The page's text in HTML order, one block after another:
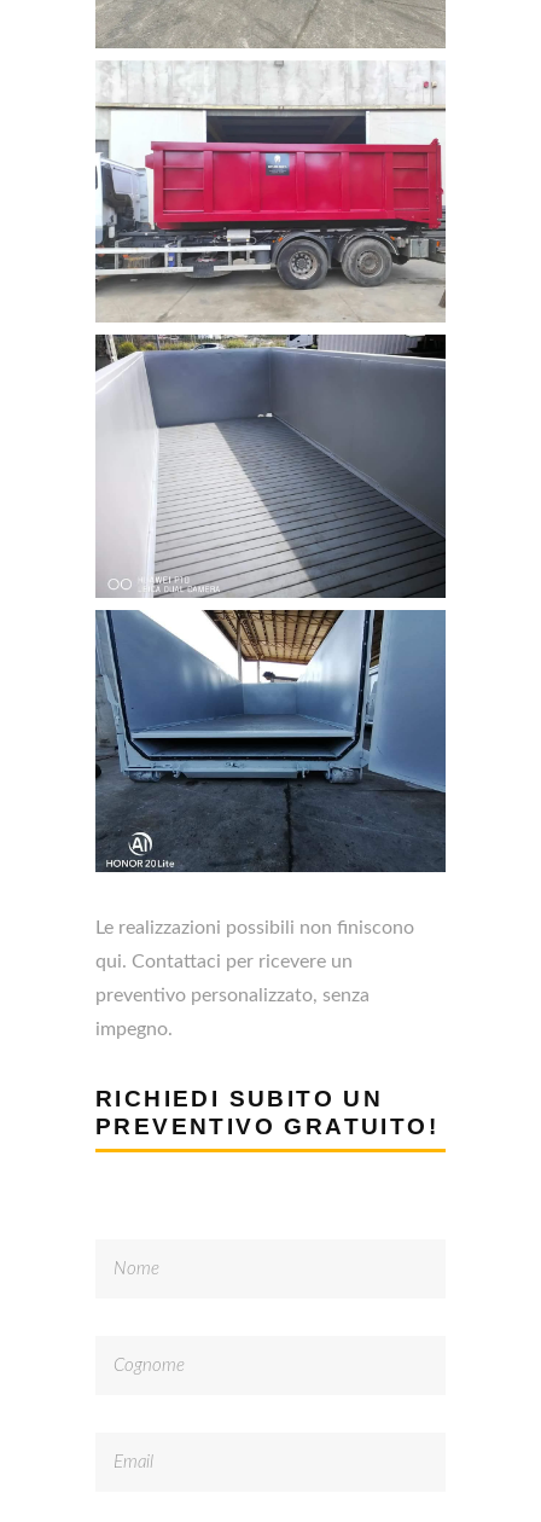
Cassa scarrabile pressopiegata da
30 mc con coperchio a tenuta
stagna
Cassa scarrabile pressopiegata da 30
mc con coperchio a tenuta stagna,
ideale per il trasporto dei liquidi.
Cassa scarrabile a cielo aperto
Cassoni scarrabili con fondo
drenant
Le realizzazioni possibili non finiscono
qui. Contattaci per ricevere un
preventivo personalizzato, senza
impegno.
RICHIEDI SUBITO UN
PREVENTIVO GRATUITO!